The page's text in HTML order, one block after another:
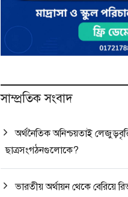
সাম্প্রতিক সংবাদ
অর্থনৈতিক অনিশ্চয়তাই
ছাত্রসংগঠনগুলোকে?
ভারতীয় অর্থায়ন থেকে বেরিয়ে